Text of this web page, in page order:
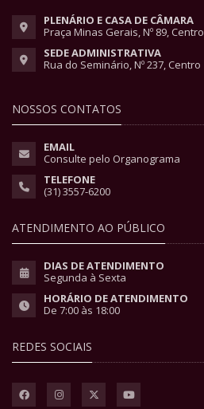
PLENÁRIO E CASA DE CÂMARA
Praça Minas Gerais, Nº 89, Centro
SEDE ADMINISTRATIVA
Rua do Seminário, Nº 237, Centro
NOSSOS CONTATOS
EMAIL
Consulte pelo Organograma
TELEFONE
(31) 3557-6200
ATENDIMENTO AO PÚBLICO
DIAS DE ATENDIMENTO
Segunda à Sexta
HORÁRIO DE ATENDIMENTO
De 7:00 às 18:00
REDES SOCIAIS